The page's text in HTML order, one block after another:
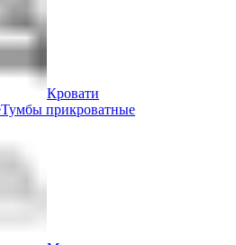
Кровати
Тумбы прикроватные